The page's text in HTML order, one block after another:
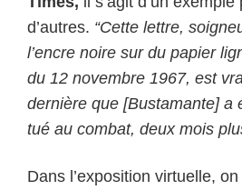
d’autres. “Cette lettre,
l’encre noire sur du papier
du 12 novembre 1967, est
dernière que [Bustamante] a
tué au combat, deux mois
Dans l’exposition virtuelle,